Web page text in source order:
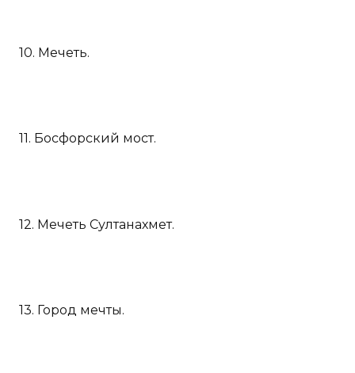
10. Мечеть.
11. Босфорский мост.
12. Мечеть Султанахмет.
13. Город мечты.